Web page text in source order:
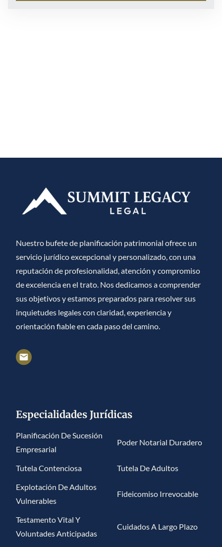
Nuestro bufete de planificación patrimonial ofrece un
servicio jurídico excepcional y personalizado, con una
reputación de profesionalidad, atención y compromiso
de excelencia en el trato. Nos dedicamos a comprender
sus objetivos y estamos preparados para resolver sus
inquietudes legales con claridad, experiencia y
orientación fiable en cada paso del camino.
Especialidades Jurídicas
Planificación De Sucesión
Empresarial
Poder Notarial Duradero
Tutela Contenciosa
Tutela De Adultos
Explotación De Adultos
Vulnerables
Fideicomiso Irrevocable
Testamento Vital Y
Voluntades Anticipadas
Cuidados A Largo Plazo